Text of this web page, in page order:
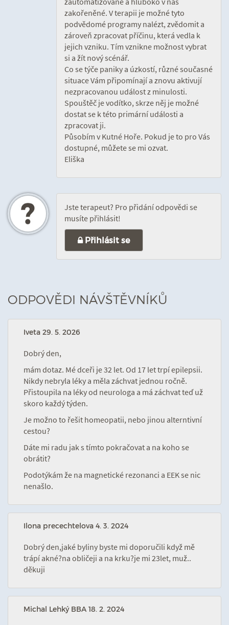
zakořeněné. V terapii je možné tyto
podvědomé programy nalézt, zvědomit a
zároveň zpracovat příčinu, která vedla k
jejich vzniku. Tím vznikne možnost vybrat
si a žít nový scénář.
Co se týče paniky a úzkostí, různé současné
situace Vám připomínají a znovu aktivují
nezpracovanou událost z minulosti.
Spouštěč je vodítko, skrze něj je možné
dostat se k této primární události a
zpracovat ji.
Působím v Kutné Hoře. Pokud je to pro Vás
dostupné, můžete se mi ozvat.
Eliška
Jste terapeut? Pro přidání odpovědi se
musíte přihlásit!
Přihlásit se
ODPOVĚDI NÁVŠTĚVNÍKŮ
Iveta 29. 5. 2026
Dobrý den,
mám dotaz. Mé dceři je 32 let. Od 17 let trpí epilepsii.
Nikdy nebryla léky a měla záchvat jednou ročně.
Přistoupila na léky od neurologa a má záchvat teď už
skoro každý týden.
Je možno to řešit homeopatii, nebo jinou alterntivní
cestou?
Dáte mi radu jak s tímto pokračovat a na koho se
obrátit?
Podotýkám že na magnetické rezonanci a EEK se nic
nenašlo.
Ilona precechtelova 4. 3. 2024
Dobrý den,jaké byliny byste mi doporučili když mě
trápí akné?na obličeji a na krku?je mi 23let, muž..
děkuji
Michal Lehký BBA 18. 2. 2024